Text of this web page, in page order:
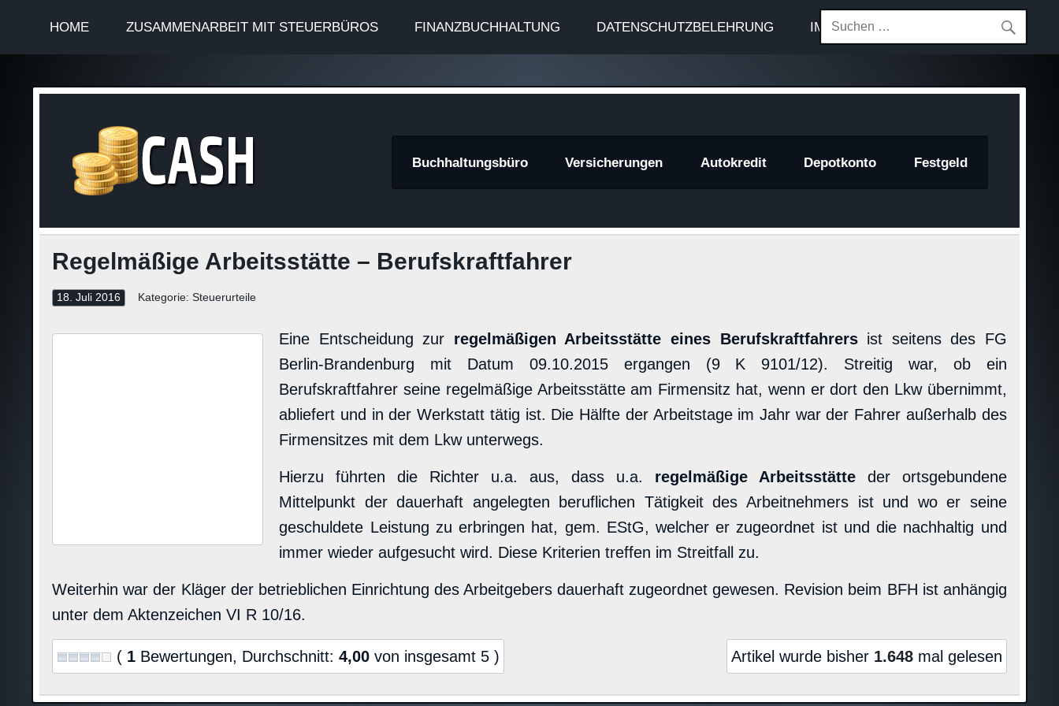
HOME ZUSAMMENARBEIT MIT STEUERBÜROS FINANZBUCHHALTUNG DATENSCHUTZBELEHRUNG IMPRESSUM
Buchhaltungsbüro Versicherungen Autokredit Depotkonto Festgeld
Regelmäßige Arbeitsstätte – Berufskraftfahrer
18. Juli 2016 Kategorie:Steuerurteile
Eine Entscheidung zur regelmäßigen Arbeitsstätte eines Berufskraftfahrersist seitens des FG
Berlin-Brandenburg mit Datum 09.10.2015 ergangen (9 K 9101/12). Streitig war, ob ein
Berufskraftfahrer seine regelmäßige Arbeitsstätte am Firmensitz hat, wenn er dort den Lkw übernimmt,
abliefert und in der Werkstatt tätig ist. Die Hälfte der Arbeitstage im Jahr war der Fahrer außerhalb des
Firmensitzes mit dem Lkw unterwegs.
Hierzu führten die Richter u.a. aus, dass u.a. regelmäßige Arbeitsstätteder ortsgebundene
Mittelpunkt der dauerhaft angelegten beruflichen Tätigkeit des Arbeitnehmers ist und wo er seine
geschuldete Leistung zu erbringen hat, gem. EStG, welcher er zugeordnet ist und die nachhaltig und
immer wieder aufgesucht wird. Diese Kriterien treffen im Streitfall zu.
Weiterhin war der Kläger der betrieblichen Einrichtung des Arbeitgebers dauerhaft zugeordnet gewesen. Revision beim BFH ist anhängig
unter dem Aktenzeichen VI R 10/16.
( 1 Bewertungen, Durchschnitt:4,00 von insgesamt 5 ) Artikel wurde bisher 1.648mal gelesen